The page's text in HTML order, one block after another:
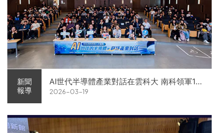
新聞
報導
AI世代半導體產業對話在雲科大 南科領軍11
家企業前進校園徵才
2026-03-19